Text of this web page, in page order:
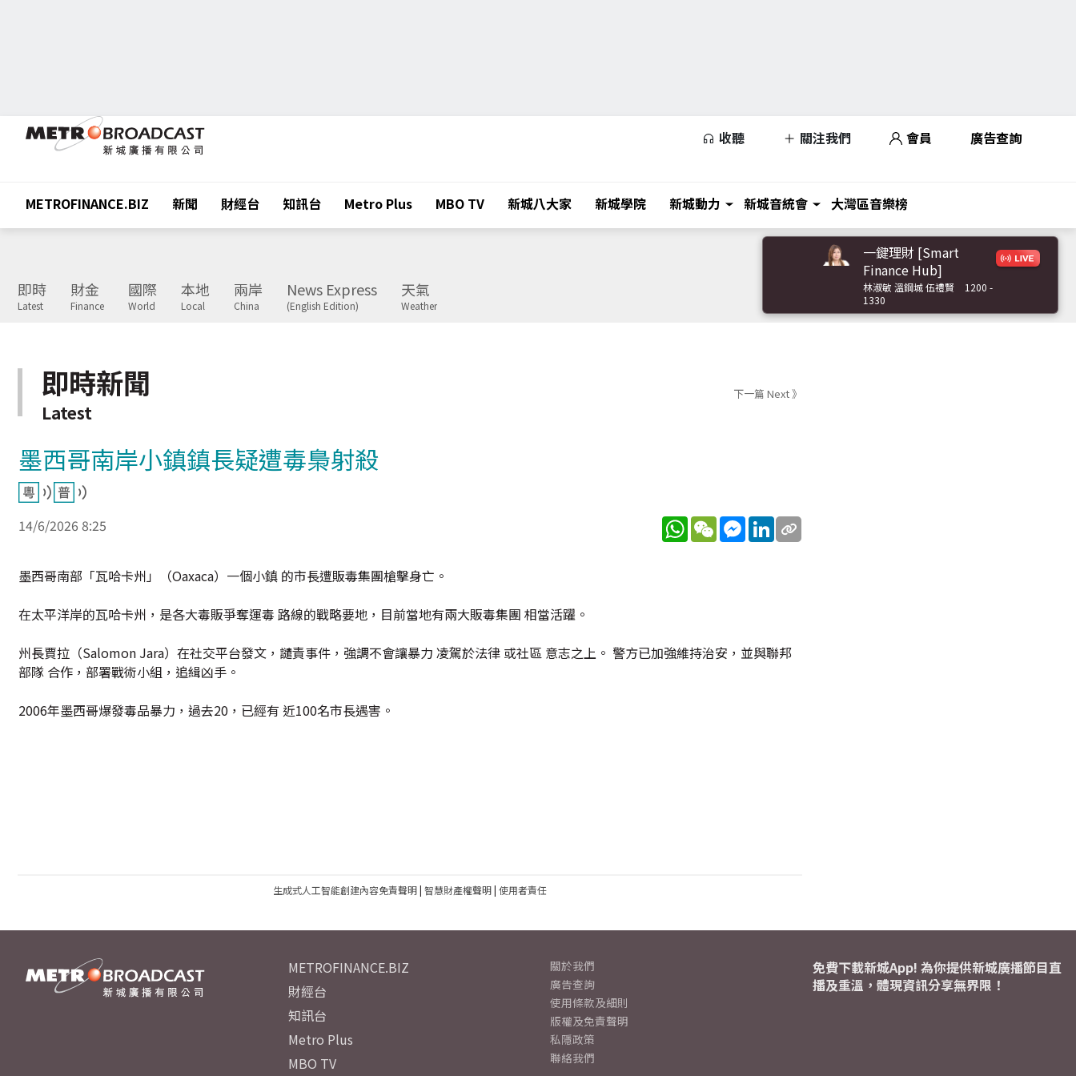
收聽 關注我們 會員 廣告查詢
METROFINANCE.BIZ 新聞 財經台 知訊台 Metro Plus MBO TV 新城八大家 新城學院 新城動力 新城音統會 大灣區音樂榜
即時
Latest
財金
Finance
國際
World
本地
Local
兩岸
China
News Express
(English Edition)
天氣
Weather
一鍵理財 [Smart
Finance Hub]
林淑敏 溫鋼城 伍禮賢
1200 -
1330
即時新聞
Latest
下一篇 Next 》
墨西哥南岸小鎮鎮長疑遭毒梟射殺
14/6/2026 8:25 WhatsApp
WeChatMessenger
LinkedIn
墨西哥南部「瓦哈卡州」（Oaxaca）一個小鎮 的市長遭販毒集團槍擊身亡。
在太平洋岸的瓦哈卡州，是各大毒販爭奪運毒 路線的戰略要地，目前當地有兩大販毒集團 相當活躍。
州長賈拉（Salomon Jara）在社交平台發文，譴責事件，強調不會讓暴力 凌駕於法律 或社區 意志之上。 警方已加強維持治安，並與聯邦
部隊 合作，部署戰術小組，追緝凶手。
2006年墨西哥爆發毒品暴力，過去20，已經有 近100名市長遇害。
生成式人工智能創建內容免責聲明| 智慧財產權聲明| 使用者責任
METROFINANCE.BIZ
財經台
知訊台
Metro Plus
MBO TV
關於我們
廣告查詢
使用條款及細則
版權及免責聲明
私隱政策
聯絡我們
免費下載新城App! 為你提供新城廣播節目直
播及重溫，體現資訊分享無界限！